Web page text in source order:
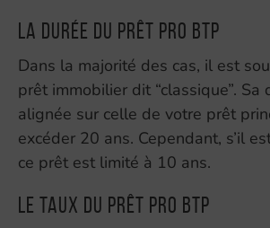
La durée du Prêt Pro BTP
Dans la majorité des cas, il est
prêt immobilier dit “classique”. Sa
alignée sur celle de votre prêt
excéder 20 ans. Cependant, s’il
ce prêt est limité à 10 ans.
Le taux du Prêt Pro BTP